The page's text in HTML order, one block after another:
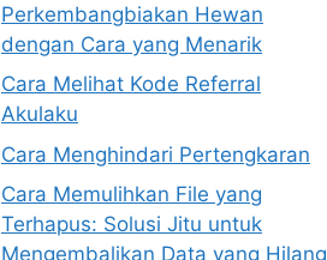
Perkembangbiakan Hewan
dengan Cara yang Menarik
Cara Melihat Kode Referral
Akulaku
Cara Menghindari Pertengkaran
Cara Memulihkan File yang
Terhapus: Solusi Jitu untuk
Mengembalikan Data yang Hilang